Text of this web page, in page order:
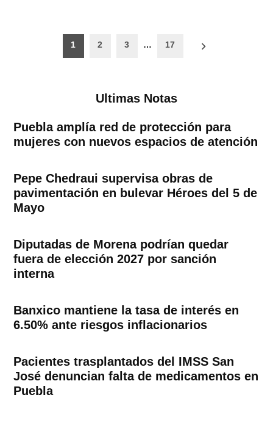
Paginación
1 2 3 … 17
Ultimas Notas
Puebla amplía red de protección para
mujeres con nuevos espacios de atención
Pepe Chedraui supervisa obras de
pavimentación en bulevar Héroes del 5 de
Mayo
Diputadas de Morena podrían quedar
fuera de elección 2027 por sanción
interna
Banxico mantiene la tasa de interés en
6.50% ante riesgos inflacionarios
Pacientes trasplantados del IMSS San
José denuncian falta de medicamentos en
Puebla